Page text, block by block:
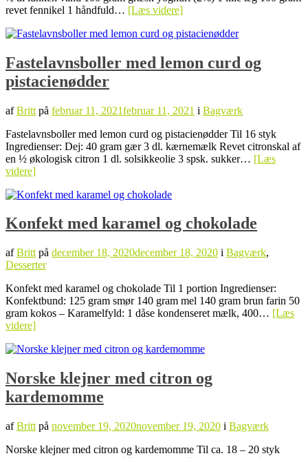
revet fennikel 1 håndfuld… [Læs videre]
Fastelavnsboller med lemon curd og
pistacienødder
afBritt på februar 11, 2021februar 11, 2021 i Bagværk
Fastelavnsboller med lemon curd og pistacienødder Til 16 styk
Ingredienser: Dej: 40 gram gær 3 dl. kærnemælk Revet citronskal af
en ½ økologisk citron 1 dl. solsikkeolie 3 spsk. sukker… [Læs
videre]
Konfekt med karamel og chokolade
afBritt på december 18, 2020december 18, 2020 i Bagværk,
Desserter
Konfekt med karamel og chokolade Til 1 portion Ingredienser:
Konfektbund: 125 gram smør 140 gram mel 140 gram brun farin 50
gram kokos – Karamelfyld: 1 dåse kondenseret mælk, 400… [Læs
videre]
Norske klejner med citron og
kardemomme
afBritt på november 19, 2020november 19, 2020 i Bagværk
Norske klejner med citron og kardemomme Til ca. 18 – 20 styk